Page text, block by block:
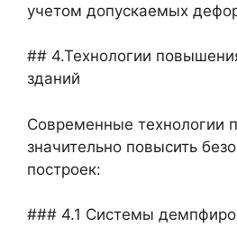
учетом допускаемых
## 4.Технологии
зданий
Современные технологии
значительно повысить
построек:
### 4.1 Системы